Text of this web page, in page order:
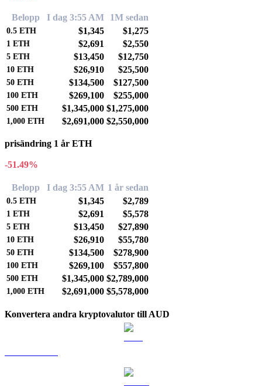
Belopp I dag 3:55 AM 1M sedan
0.5 ETH $1,345 $1,275
1 ETH $2,691 $2,550
5 ETH $13,450 $12,750
10 ETH $26,910 $25,500
50 ETH $134,500 $127,500
100 ETH $269,100 $255,000
500 ETH $1,345,000 $1,275,000
1,000 ETH $2,691,000 $2,550,000
prisändring 1 år ETH
-51.49%
Belopp I dag 3:55 AM 1 år sedan
0.5 ETH $1,345 $2,789
1 ETH $2,691 $5,578
5 ETH $13,450 $27,890
10 ETH $26,910 $55,780
50 ETH $134,500 $278,900
100 ETH $269,100 $557,800
500 ETH $1,345,000 $2,789,000
1,000 ETH $2,691,000 $5,578,000
Konvertera andra kryptovalutor till AUD